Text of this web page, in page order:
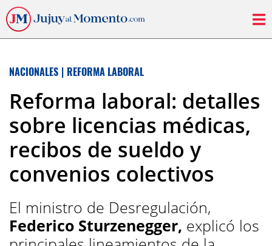
NACIONALES | REFORMA LABORAL
Reforma laboral: detalles
sobre licencias médicas,
recibos de sueldo y
convenios colectivos
El ministro de Desregulación,
Federico Sturzenegger, explicó los